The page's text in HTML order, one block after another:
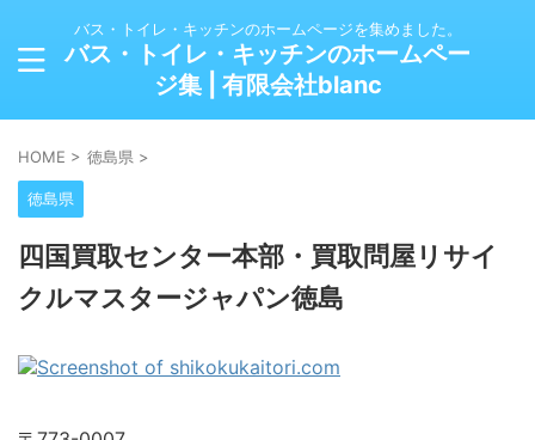
バス・トイレ・キッチンのホームページを集めました。
バス・トイレ・キッチンのホームペー
ジ集 | 有限会社blanc
HOME > 徳島県 >
徳島県
四国買取センター本部・買取問屋リサイ
クルマスタージャパン徳島